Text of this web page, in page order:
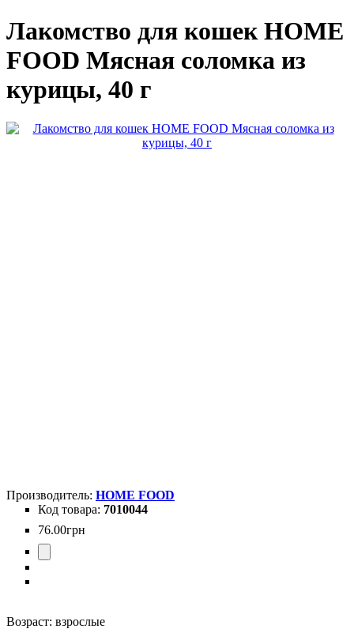
Лакомство для кошек HOME
FOOD Мясная соломка из
курицы, 40 г
HOME FOOD
7010044
76.00грн
Возраст: взрослые